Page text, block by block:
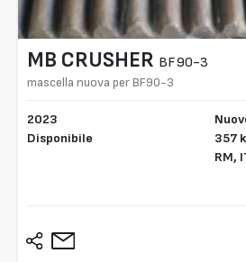
MB CRUSHER BF90-3
mascella nuova per BF90-3
2023
Disponibile
357
RM,